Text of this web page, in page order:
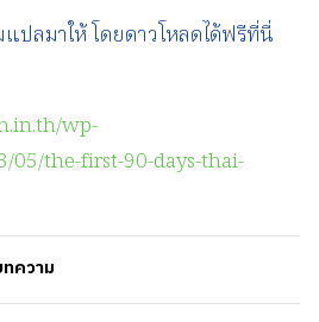
ปลมาให้ โดยดาวโหลดได้ฟรีที่นี่
wp-
05/the-first-90-days-thai-
ความ